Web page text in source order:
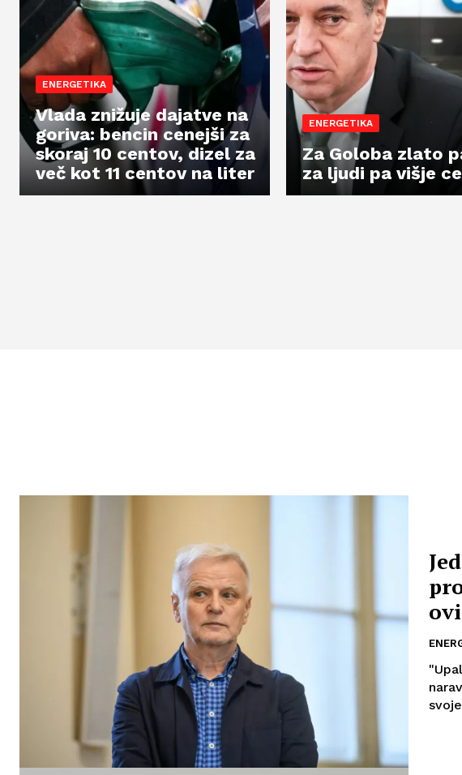
ENERGETIKA
Vlada znižuje dajatve na
goriva: bencin cenejši za
skoraj 10 centov, dizel za
več kot 11 centov na liter
ENERGETIKA
Za Goloba zlato
za ljudi pa višje